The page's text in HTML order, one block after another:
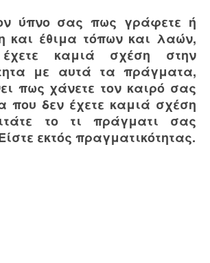
ύπνο σας πως γράφετε ή
και έθιμα τόπων και λαών,
καμιά σχέση στην
με αυτά τα πράγματα,
πως χάνετε τον καιρό σας
που δεν έχετε καμιά σχέση
το τι πράγματι σας
εκτός πραγματικότητας.